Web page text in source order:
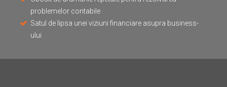
problemelor contabile
Satul de lipsa unei viziuni financiare asupra business-
ului